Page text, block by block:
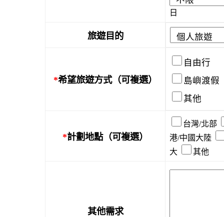
日
旅遊目的
*希望旅遊方式（可複選）
自由行
島嶼渡假
其他
*計劃地點（可複選）
台灣/北部
港/中國大陸
大
其他
其他需求